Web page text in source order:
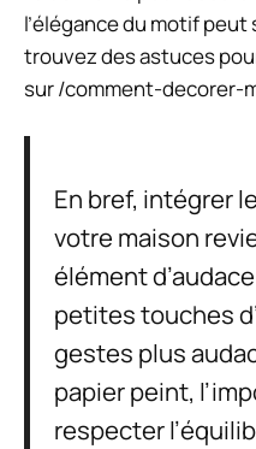
l’élégance du motif peut
trouvez des astuces
sur /comment-decorer-
En bref, intégrer
votre maison
élément
petites touches
gestes plus
papier peint,
respecter